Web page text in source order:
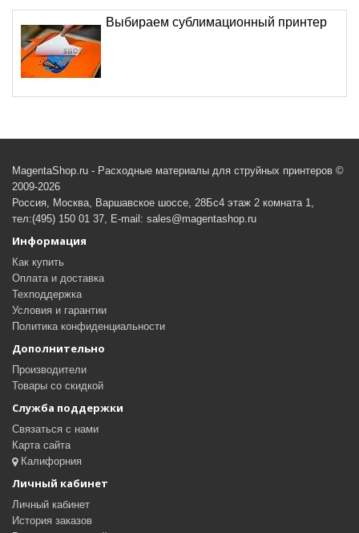
Выбираем сублимационный принтер
MagentaShop.ru - Расходные материалы для струйных принтеров ©
2009-2026
Россия, Москва, Варшавское шоссе, 28Бс4 этаж 2 комната 1,
тел:(495) 150 01 37, E-mail: sales@magentashop.ru
Информация
Как купить
Оплата и доставка
Техподдержка
Условия и гарантии
Политика конфиденциальности
Дополнительно
Производители
Товары со скидкой
Служба поддержки
Связаться с нами
Карта сайта
Калифорния
Личный кабинет
Личный кабинет
История заказов